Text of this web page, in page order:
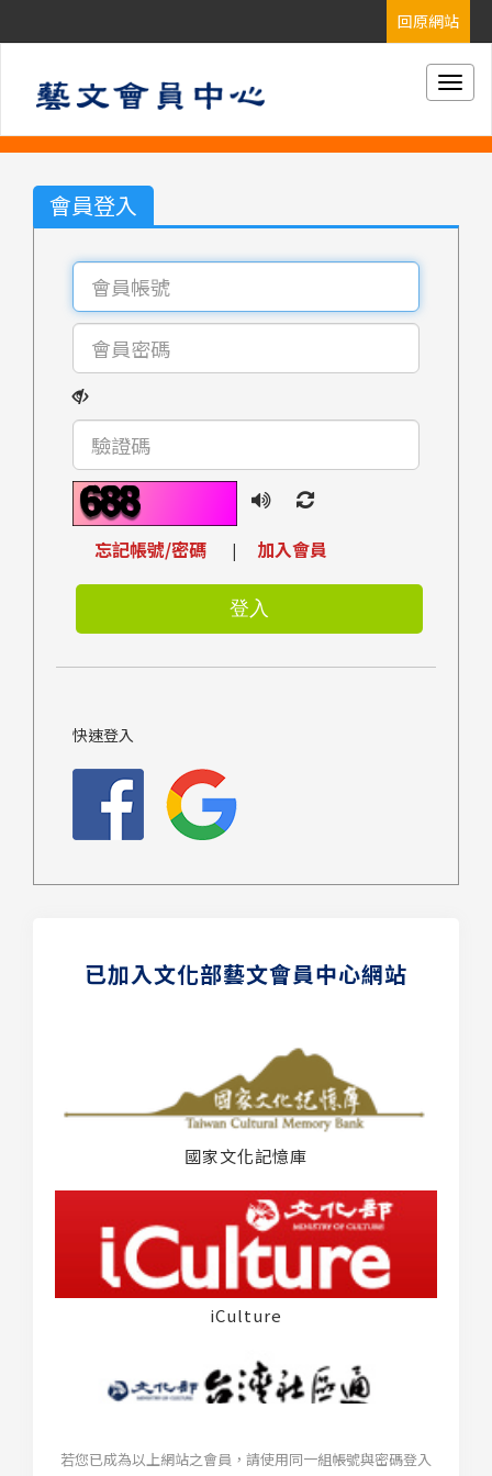
會員登入
忘記帳號/密碼 | 加入會員
快速登入
已加入文化部藝文會員中心網站
國家文化記憶庫
iCulture
若您已成為以上網站之會員，請使用同一組帳號與密碼登入